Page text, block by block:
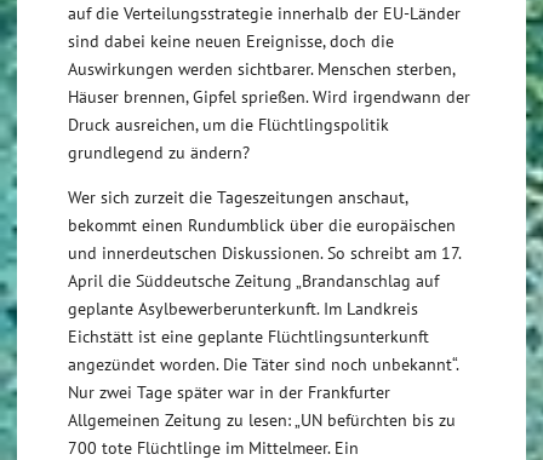
auf die Verteilungsstrategie innerhalb der EU-Länder
sind dabei keine neuen Ereignisse, doch die
Auswirkungen werden sichtbarer. Menschen sterben,
Häuser brennen, Gipfel sprießen. Wird irgendwann der
Druck ausreichen, um die Flüchtlingspolitik
grundlegend zu ändern?
Wer sich zurzeit die Tageszeitungen anschaut,
bekommt einen Rundumblick über die europäischen
und innerdeutschen Diskussionen. So schreibt am 17.
April die Süddeutsche Zeitung „Brandanschlag auf
geplante Asylbewerberunterkunft. Im Landkreis
Eichstätt ist eine geplante Flüchtlingsunterkunft
angezündet worden. Die Täter sind noch unbekannt“.
Nur zwei Tage später war in der Frankfurter
Allgemeinen Zeitung zu lesen: „UN befürchten bis zu
700 tote Flüchtlinge im Mittelmeer. Ein